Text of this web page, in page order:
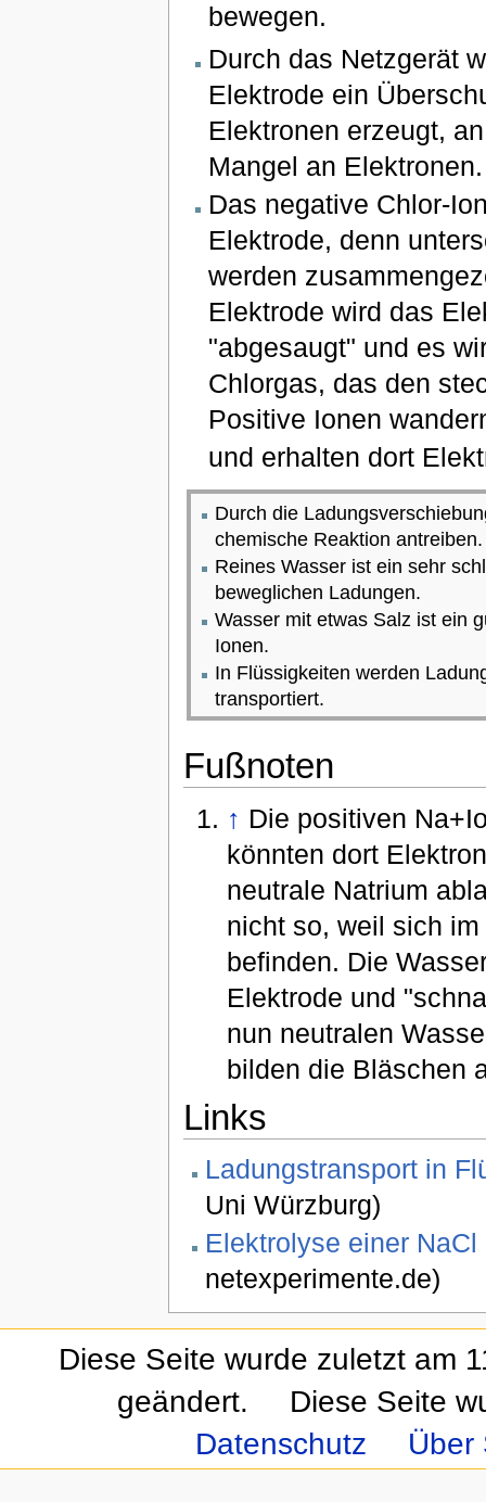
bewegen.
Durch das Netzgerät
Elektrode ein
Elektronen erzeugt,
Mangel an Elektronen.
Das negative Chlor-
Elektrode, denn
werden
Elektrode wird das
"abgesaugt" und es
Chlorgas, das den
Positive Ionen
und erhalten dort
Durch die
chemische Reaktion antreiben.
Reines Wasser ist ein sehr
beweglichen Ladungen.
Wasser mit etwas Salz ist ein
Ionen.
In Flüssigkeiten werden
transportiert.
Fußnoten
↑ Die positiven
könnten dort
neutrale Natrium
nicht so, weil sich
befinden. Die
Elektrode und
nun neutralen
bilden die Bläschen
Links
Ladungstransport in
Uni Würzburg)
Elektrolyse einer NaCl
netexperimente.de)
Diese Seite wurde zuletzt am
geändert.
Diese Seite
Datenschutz
Über